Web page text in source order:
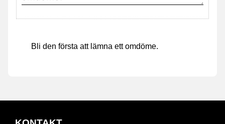
Bli den första att lämna ett omdöme.